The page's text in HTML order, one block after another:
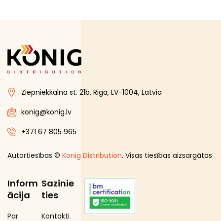
Ziepniekkalna st. 21b, Riga, LV-1004, Latvia
konig@konig.lv
+371 67 805 965
Autortiesības © Konig Distribution. Visas tiesības aizsargātas
Inform
ācija
Par
Sazinie
ties
Kontakti